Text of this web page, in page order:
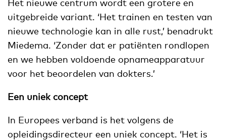
Het nieuwe centrum wordt een grotere en
uitgebreide variant. ‘Het trainen en testen van
nieuwe technologie kan in alle rust,’ benadrukt
Miedema. ‘Zonder dat er patiënten rondlopen
en we hebben voldoende opnameapparatuur
voor het beoordelen van dokters.’
Een uniek concept
In Europees verband is het volgens de
opleidingsdirecteur een uniek concept. ‘Het is